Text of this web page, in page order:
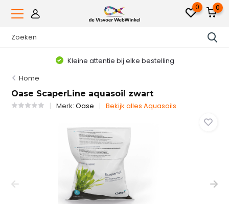
0 0
Kleine attentie bij elke bestelling
Home
Oase ScaperLine aquasoil zwart
Merk:Oase Bekijk alles Aquasoils